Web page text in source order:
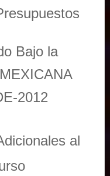
Bajo la
2012
al